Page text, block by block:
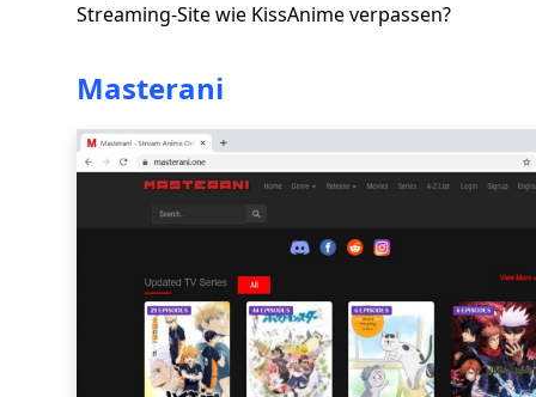
Streaming-Site wie KissAnime verpassen?
Masterani